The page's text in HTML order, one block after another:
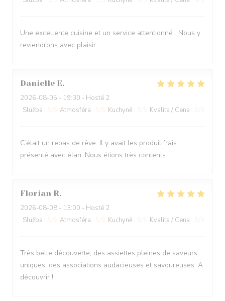
Une excellente cuisine et un service attentionné . Nous y
reviendrons avec plaisir.
Danielle E
2026-08-05 - 19:30 - Hosté 2
Služba : Atmosféra : Kuchyně : Kvalita / Cena :
C’était un repas de rêve. Il y avait les produit frais
présenté avec élan. Nous étions très contents
Florian R
2026-08-08 - 13:00 - Hosté 2
Služba : Atmosféra : Kuchyně : Kvalita / Cena :
Très belle découverte, des assiettes pleines de saveurs
uniques, des associations audacieuses et savoureuses. A
découvrir !